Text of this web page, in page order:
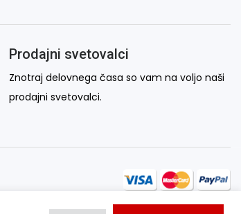
Prodajni svetovalci
Znotraj delovnega časa so vam na voljo naši
prodajni svetovalci.